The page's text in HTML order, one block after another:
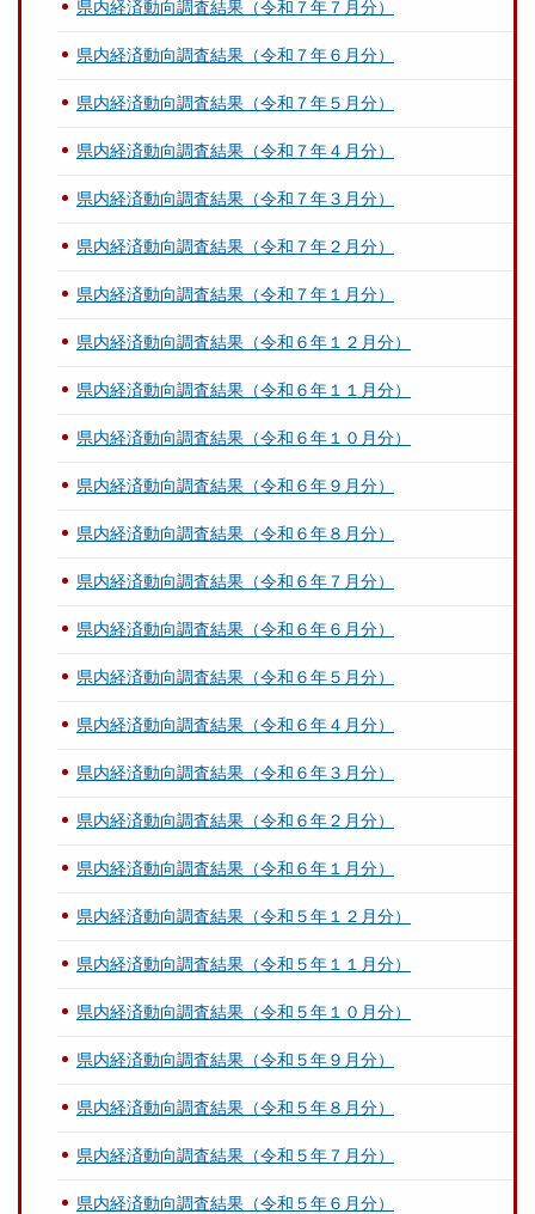
県内経済動向調査結果（令和７年７月分）
県内経済動向調査結果（令和７年６月分）
県内経済動向調査結果（令和７年５月分）
県内経済動向調査結果（令和７年４月分）
県内経済動向調査結果（令和７年３月分）
県内経済動向調査結果（令和７年２月分）
県内経済動向調査結果（令和７年１月分）
県内経済動向調査結果（令和６年１２月分）
県内経済動向調査結果（令和６年１１月分）
県内経済動向調査結果（令和６年１０月分）
県内経済動向調査結果（令和６年９月分）
県内経済動向調査結果（令和６年８月分）
県内経済動向調査結果（令和６年７月分）
県内経済動向調査結果（令和６年６月分）
県内経済動向調査結果（令和６年５月分）
県内経済動向調査結果（令和６年４月分）
県内経済動向調査結果（令和６年３月分）
県内経済動向調査結果（令和６年２月分）
県内経済動向調査結果（令和６年１月分）
県内経済動向調査結果（令和５年１２月分）
県内経済動向調査結果（令和５年１１月分）
県内経済動向調査結果（令和５年１０月分）
県内経済動向調査結果（令和５年９月分）
県内経済動向調査結果（令和５年８月分）
県内経済動向調査結果（令和５年７月分）
県内経済動向調査結果（令和５年６月分）